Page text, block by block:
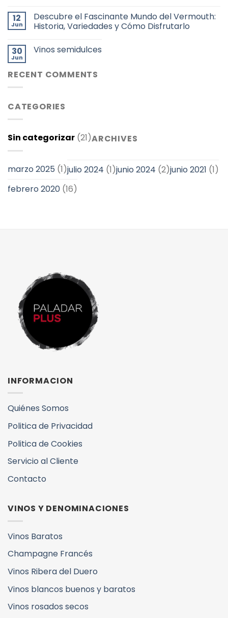
12
Jun
Descubre el Fascinante Mundo del Vermouth:
Historia, Variedades y Cómo Disfrutarlo
30
Jun
Vinos semidulces
RECENT COMMENTS
CATEGORIES
Sin categorizar (21)ARCHIVES
marzo 2025 (1)julio 2024 (1)junio 2024 (2)junio 2021 (1)
febrero 2020 (16)
INFORMACION
Quiénes Somos
Politica de Privacidad
Politica de Cookies
Servicio al Cliente
Contacto
VINOS Y DENOMINACIONES
Vinos Baratos
Champagne Francés
Vinos Ribera del Duero
Vinos blancos buenos y baratos
Vinos rosados secos